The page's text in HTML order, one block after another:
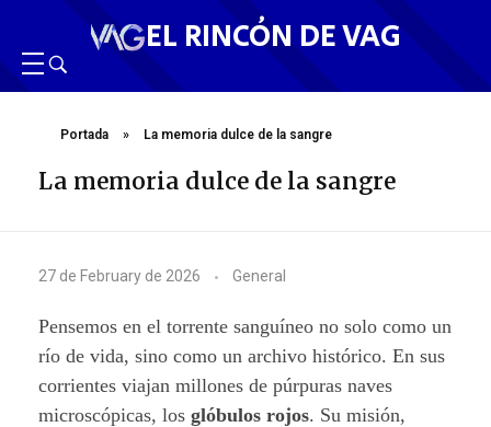
EL RINCÓN DE VAG
Portada » La memoria dulce de la sangre
La memoria dulce de la sangre
L
a
m
e
27 de February de 2026 General
Pensemos en el torrente sanguíneo no solo como un
río de vida, sino como un archivo histórico. En sus
corrientes viajan millones de púrpuras naves
microscópicas, los glóbulos rojos. Su misión,